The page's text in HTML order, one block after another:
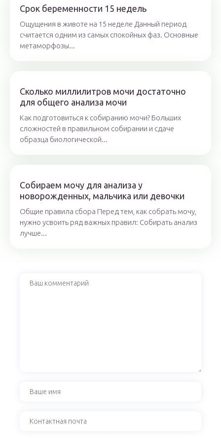
Срок беременности 15 недель
Ощущения в животе на 15 неделе Данный период
считается одним из самых спокойных фаз. Основные
метаморфозы...
Сколько миллилитров мочи достаточно
для общего анализа мочи
Как подготовиться к собиранию мочи? Больших
сложностей в правильном собирании и сдаче
образца биологической...
Собираем мочу для анализа у
новорожденных, мальчика или девочки
Общие правила сбора Перед тем, как собрать мочу,
нужно усвоить ряд важных правил: Собирать анализ
лучше...